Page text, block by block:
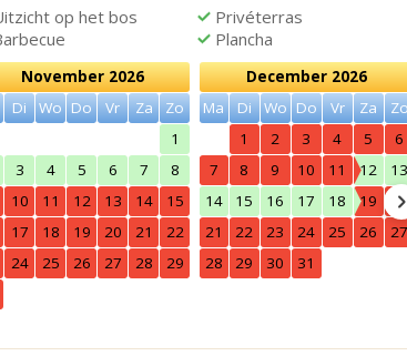
op het bos
Privéterras
Plancha
November 2026
Di Wo Do Vr Za
Zo
1
3 4 5 6 7
8
10 11 12 13 14
15
17 18 19 20 21
22
24 25 26 27 28
29
December 2026
Ma
Di Wo Do Vr Za
1
2 3 4 5
6
7
8 9 10 11 12
13
14
15 16 17 18 19
20
21
22 23 24 25 26
27
28
29 30 31